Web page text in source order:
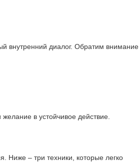
внутренний диалог. Обратим внимание
в устойчивое действие.
Ниже – три техники, которые легко